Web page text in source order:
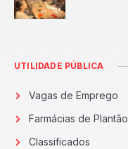
UTILIDADE PÚBLICA
Vagas de Emprego
Farmácias de Plantão
Classificados